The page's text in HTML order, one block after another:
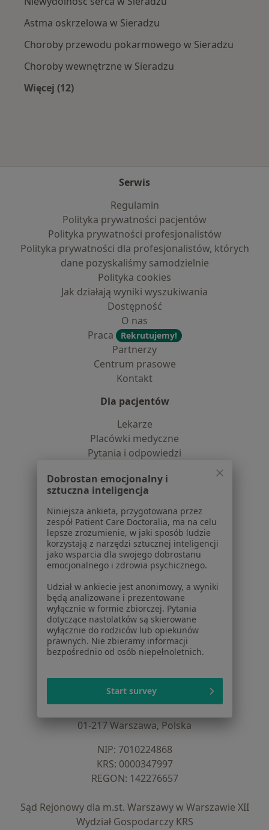
Astma oskrzelowa w Sieradzu
Choroby przewodu pokarmowego w Sieradzu
Choroby wewnętrzne w Sieradzu
Więcej (12)
Serwis
Regulamin
Polityka prywatności pacjentów
Polityka prywatności profesjonalistów
Polityka prywatności dla profesjonalistów, których
dane pozyskaliśmy samodzielnie
Polityka cookies
Jak działają wyniki wyszukiwania
Dostępność
O nas
Praca
Rekrutujemy!
Partnerzy
Centrum prasowe
Kontakt
Dla pacjentów
Lekarze
Placówki medyczne
Pytania i odpowiedzi
Choroby
Pomoc
Aplikacje mobilne
Blog dla pacjentów
Dla profesjonalistów
Cennik
Dla lekarzy
Dla placówek medycznych
Noa Notes nowość
Baza wiedzy
Centrum Pomocy dla Specjalisty
ZnanyLekarz Sp. z o.o.
01-217 Warszawa, Polska
NIP: ⁠7010224868
KRS: ⁠0000347997
REGON: ⁠142276657
Sąd Rejonowy dla m.st. Warszawy w Warszawie XII
Wydział Gospodarczy KRS
Dobrostan emocjonalny i
sztuczna inteligencja
Niniejsza ankieta, przygotowana przez
zespół Patient Care Doctoralia, ma na celu
lepsze zrozumienie, w jaki sposób ludzie
korzystają z narzędzi sztucznej inteligencji
jako wsparcia dla swojego dobrostanu
emocjonalnego i zdrowia psychicznego.
Udział w ankiecie jest anonimowy, a wyniki
będą analizowane i prezentowane
wyłącznie w formie zbiorczej. Pytania
dotyczące nastolatków są skierowane
wyłącznie do rodziców lub opiekunów
prawnych. Nie zbieramy informacji
bezpośrednio od osób niepełnoletnich.
Start survey